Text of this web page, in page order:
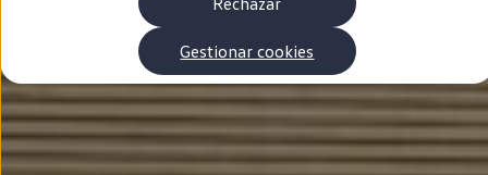
Mantenimiento y reparaciones
Revisiones e ITV
Aceite y líquidos del motor
Baterías
Frenos
Motor y chasis
Aire acondicionado y filtros
Faros y lunas
Gestionar cookies